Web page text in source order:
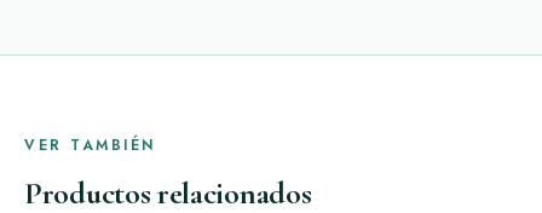
VER TAMBIÉN
Productos relacionados